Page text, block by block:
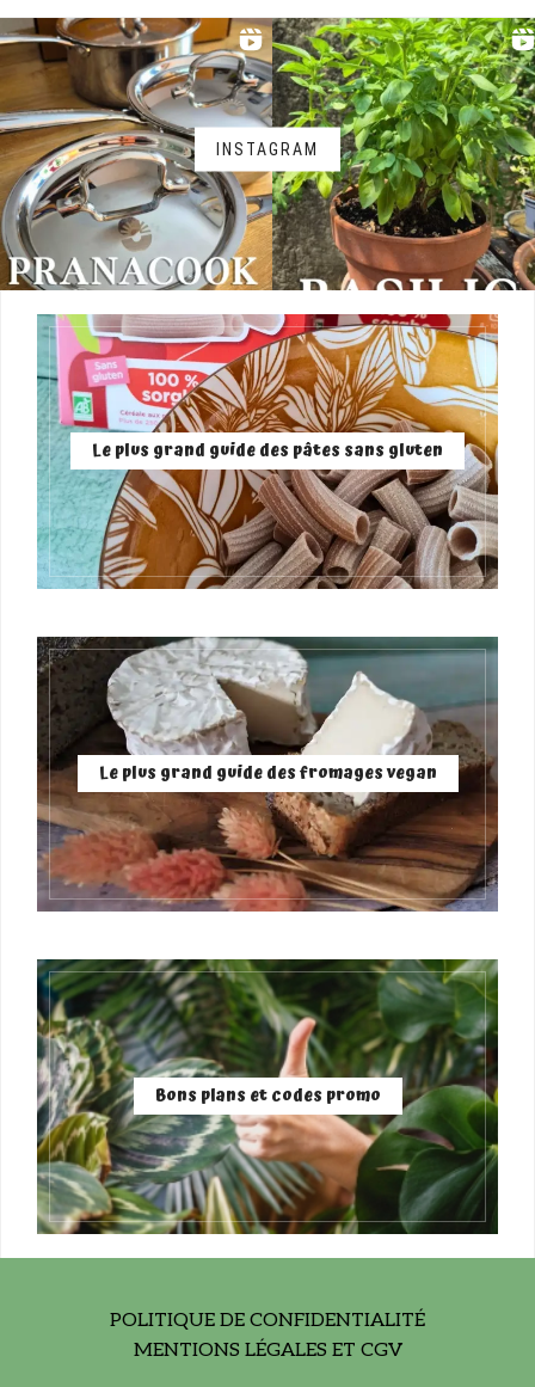
INSTAGRAM
Le plus grand guide des pâtes sans gluten
Le plus grand guide des fromages vegan
Bons plans et codes promo
POLITIQUE DE CONFIDENTIALITÉ
MENTIONS LÉGALES ET CGV